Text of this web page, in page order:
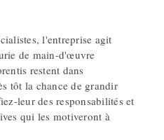
l'entreprise agit
de main-d'œuvre
restent dans
tôt la chance de grandir
leur des responsabilités et
qui les motiveront à